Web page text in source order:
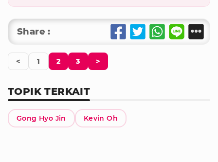
Share :
< 1 2 3 >
TOPIK TERKAIT
Gong Hyo Jin Kevin Oh